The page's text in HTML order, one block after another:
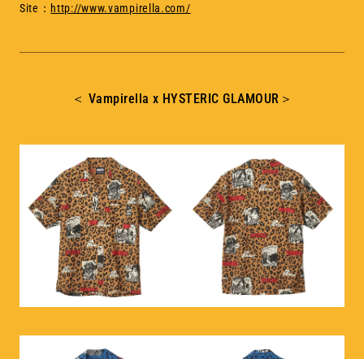
Site： http://www.vampirella.com/
＜ Vampirella x HYSTERIC GLAMOUR＞